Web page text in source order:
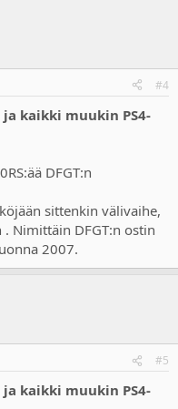
#4
kaikki muukin PS4-
DFGT:n
sittenkin välivaihe,
Nimittäin DFGT:n ostin
2007.
#5
kaikki muukin PS4-